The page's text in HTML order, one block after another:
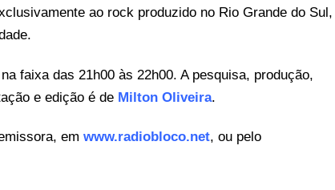
ao rock produzido no Rio Grande do Sul,
faixa das 21h00 às 22h00. A pesquisa, produção,
e edição é de Milton Oliveira.
emwww.radiobloco.net, ou pelo